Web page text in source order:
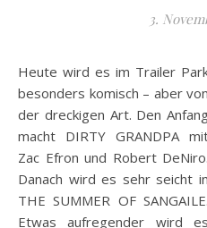
3.
Heute wird es im Trailer
besonders komisch – aber von
der dreckigen Art. Den
macht DIRTY GRANDPA
Zac Efron und Robert DeNiro.
Danach wird es sehr seicht in
THE SUMMER OF SANGAILE.
Etwas aufregender wird es